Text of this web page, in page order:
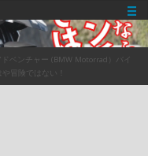
ドベンチャー (BMW Motorrad）バイ
冒険ではない！